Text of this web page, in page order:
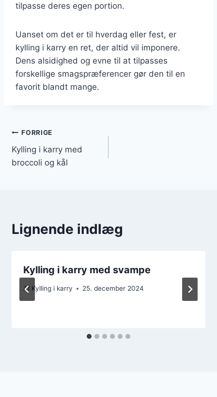
tilpasse deres egen portion.
Uanset om det er til hverdag eller fest, er
kylling i karry en ret, der altid vil imponere.
Dens alsidighed og evne til at tilpasses
forskellige smagspræferencer gør den til en
favorit blandt mange.
Indlægsnavigation
FORRIGE
Kylling i karry med
broccoli og kål
Lignende indlæg
Kylling i karry med svampe
Af Kylling i karry 25. december 2024